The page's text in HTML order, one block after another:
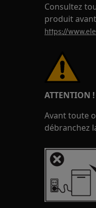
Consultez
produit
https://
ATTENTION !
Avant toute
débranchez